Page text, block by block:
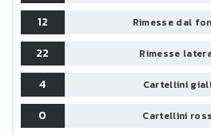
12
Rimesse dal
22
Rimesse
4
Cartellini
0
Cartellini